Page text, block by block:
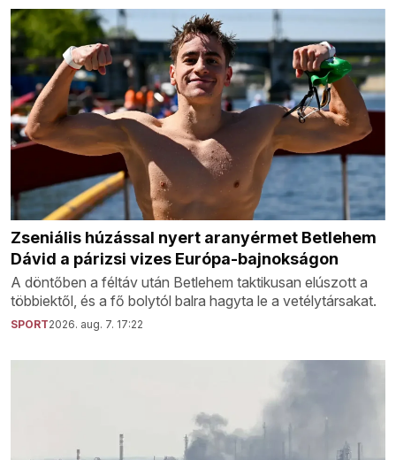
Zseniális húzással nyert aranyérmet Betlehem
Dávid a párizsi vizes Európa-bajnokságon
A döntőben a féltáv után Betlehem taktikusan elúszott a
többiektől, és a fő bolytól balra hagyta le a vetélytársakat.
SPORT2026. aug. 7. 17:22